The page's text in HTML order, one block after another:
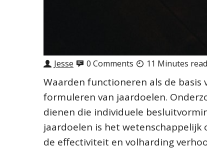
Jesse 0 Comments 11 Minutes read
Waarden functioneren als de
formuleren van jaardoelen.
dienen die individuele
jaardoelen is het
de effectiviteit en volharding